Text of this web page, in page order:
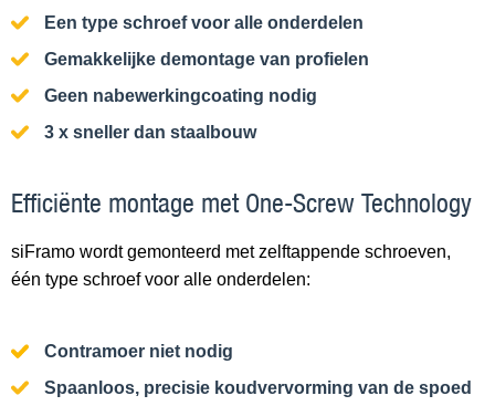
Een type schroef voor alle onderdelen
Gemakkelijke demontage van profielen
Geen nabewerkingcoating nodig
3 x sneller dan staalbouw
Efficiënte montage met One-Screw Technology
siFramo wordt gemonteerd met zelftappende schroeven,
één type schroef voor alle onderdelen:
Contramoer niet nodig
Spaanloos, precisie koudvervorming van de spoed